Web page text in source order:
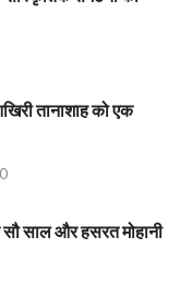
तानाशाह को एक
साल और हसरत मोहानी